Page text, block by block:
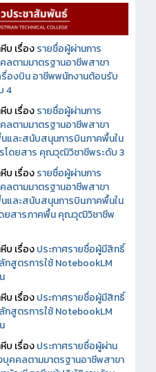
บ เรื่องรายชื่อผู้ผ่านการ
ลตามมาตรฐานอาชีพสาขา
องบิน อาชีพพนักงานต้อนรับ
4
บ เรื่องรายชื่อผู้ผ่านการ
ลตามมาตรฐานอาชีพสาขา
และสนับสนุนการบินภาคพื้นใน
โดยสาร คุณวุฒิวิชาชีพระดับ 3
บ เรื่องรายชื่อผู้ผ่านการ
ลตามมาตรฐานอาชีพสาขา
และสนับสนุนการบินภาคพื้นใน
ยสารภาคพื้น คุณวุฒิวิชาชีพ
บ เรื่องประกาศรายชื่อผู้มีสิทธิ์
กสูตรการใช้ NotebookLM
บ เรื่องประกาศรายชื่อผู้มีสิทธิ์
กสูตรการใช้ NotebookLM
บ เรื่องประกาศรายชื่อผู้ผ่าน
คคลตามมาตรฐานอาชีพสาขา